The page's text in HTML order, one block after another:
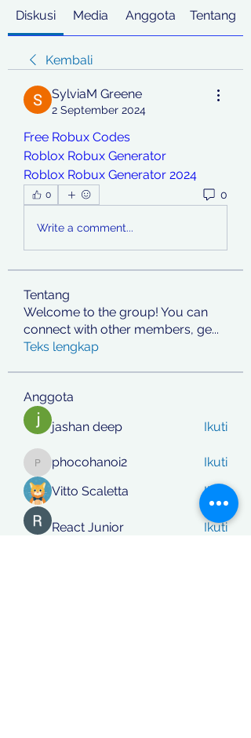
Diskusi Media Anggota Tentang
Kembali
SylviaM Greene
2 September 2024
Free Robux Codes
Roblox Robux Generator
Roblox Robux Generator 2024
0 0
Write a comment...
Tentang
Welcome to the group! You can
connect with other members, ge...
Teks lengkap
Anggota
jashan deep
Ikuti
phocohanoi2
phocohanoi2
Ikuti
Vitto Scaletta
Ikuti
React Junior Ikuti